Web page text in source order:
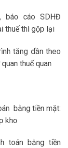
báo cáo SDHĐ
thuế thì gộp lại
tăng dần theo
thuế quan
bằng tiền mặt:
kho
toán bằng tiền